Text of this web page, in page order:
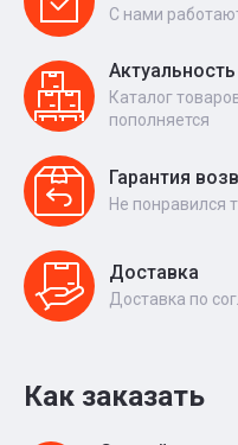
С нами
Актуальность
Каталог
пополняется
Гарантия
Не понравился
Доставка
Доставка по
Как заказать